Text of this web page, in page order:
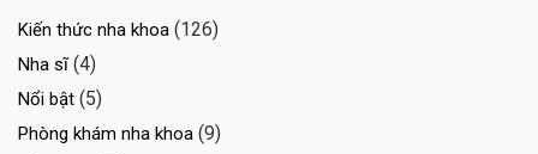
Kiến thức nha khoa (126)
Nha sĩ(4)
Nổi bật (5)
Phòng khám nha khoa (9)